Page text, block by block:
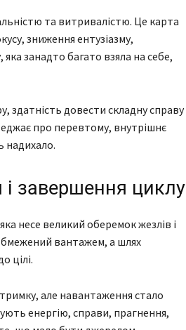
та витривалістю. Це карта
зниження ентузіазму,
занадто багато взяла на себе,
здатність довести складну справу
про перевтому, внутрішнє
надихало.
завершення циклу
несе великий оберемок жезлів і
вантажем, а шлях
цілі.
але навантаження стало
енергію, справи, прагнення,